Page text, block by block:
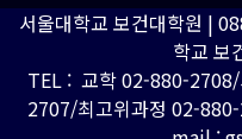
서울대학교 보건대학원 |
학교 보
TEL : 교학 02-880-
2707/최고위과정 02-